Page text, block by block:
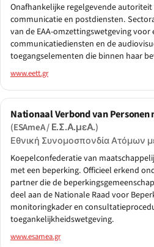
Onafhankelijke regelgevende
communicatie en postdiensten.
van de EAA-omzettingswetgeving
communicatiediensten en de
toegangselementen die binnen haar
www.eett.gr
Nationaal Verbond van Personen
(ESAmeA / Ε.Σ.Α.μεΑ.)
Εθνική Συνομοσπονδία Ατόμων
Koepelconfederatie van
met een beperking. Officieel erkend
partner die de
deel aan de Nationale Raad voor
monitoringkader en
toegankelijkheidswetgeving.
www.esamea.gr